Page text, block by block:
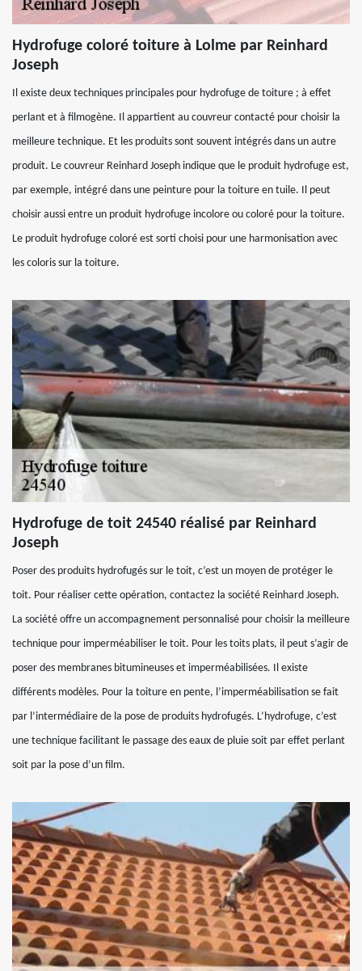
Hydrofuge coloré toiture à Lolme par Reinhard
Joseph
Il existe deux techniques principales pour hydrofuge de toiture ; à effet
perlant et à filmogène. Il appartient au couvreur contacté pour choisir la
meilleure technique. Et les produits sont souvent intégrés dans un autre
produit. Le couvreur Reinhard Joseph indique que le produit hydrofuge est,
par exemple, intégré dans une peinture pour la toiture en tuile. Il peut
choisir aussi entre un produit hydrofuge incolore ou coloré pour la toiture.
Le produit hydrofuge coloré est sorti choisi pour une harmonisation avec
les coloris sur la toiture.
Hydrofuge de toit 24540 réalisé par Reinhard
Joseph
Poser des produits hydrofugés sur le toit, c’est un moyen de protéger le
toit. Pour réaliser cette opération, contactez la société Reinhard Joseph.
La société offre un accompagnement personnalisé pour choisir la meilleure
technique pour imperméabiliser le toit. Pour les toits plats, il peut s’agir de
poser des membranes bitumineuses et imperméabilisées. Il existe
différents modèles. Pour la toiture en pente, l’imperméabilisation se fait
par l’intermédiaire de la pose de produits hydrofugés. L’hydrofuge, c’est
une technique facilitant le passage des eaux de pluie soit par effet perlant
soit par la pose d’un film.